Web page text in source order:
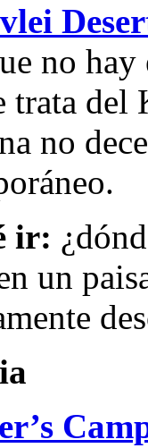
no hay
trata
no
ir:
un